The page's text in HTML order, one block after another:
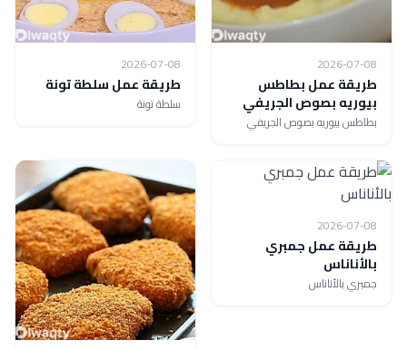
2026-07-08
طريقة عمل بطاطس
بيوريه بصوص الجريفي
بطاطس بيوريه بصوص الجريفي
2026-07-08
طريقة عمل سلطة تونة
سلطة تونة
2026-07-08
طريقة عمل جمبري
بالأناناس
جمبري بالأناناس